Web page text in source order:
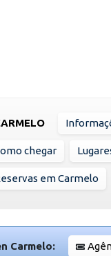
chegar
em Carmelo
Carmelo: